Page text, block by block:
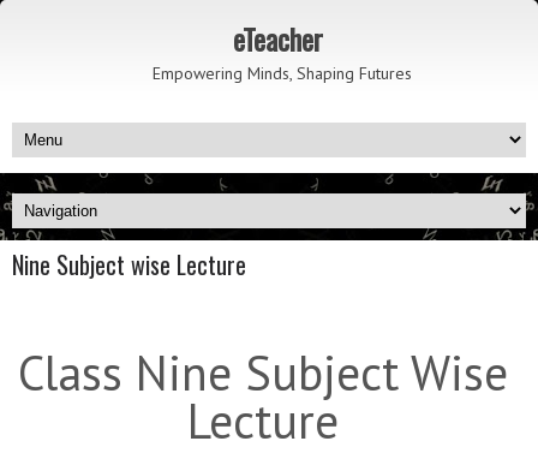
eTeacher
Empowering Minds, Shaping Futures
Nine Subject wise Lecture
Class Nine Subject Wise
Lecture